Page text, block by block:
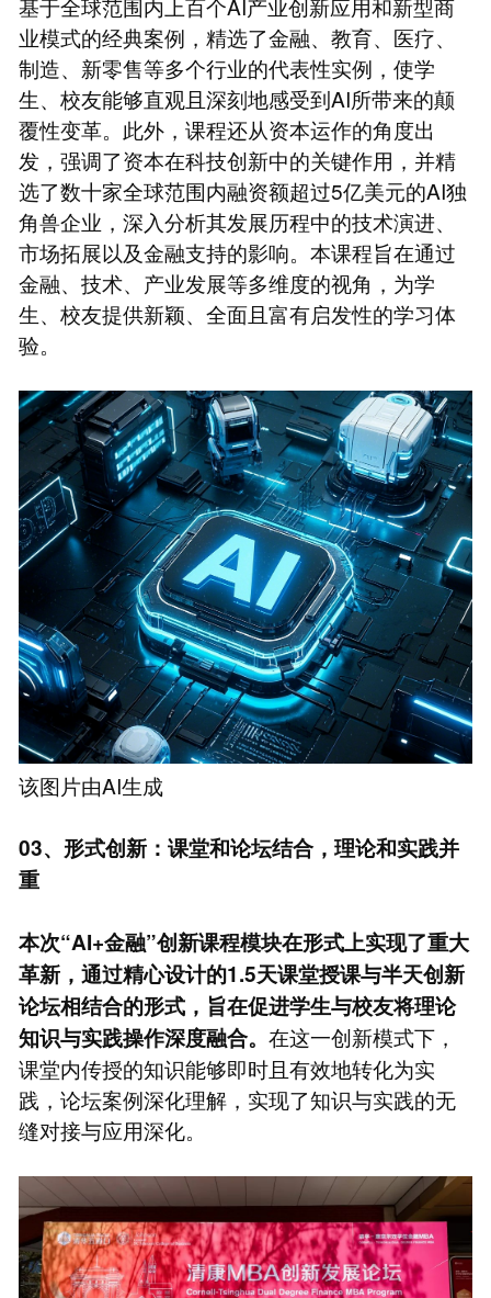
业模式的经典案例，精选了金融、教育、医疗、
制造、新零售等多个行业的代表性实例，使学
生、校友能够直观且深刻地感受到AI所带来的颠
覆性变革。此外，课程还从资本运作的角度出
发，强调了资本在科技创新中的关键作用，并精
选了数十家全球范围内融资额超过5亿美元的AI独
角兽企业，深入分析其发展历程中的技术演进、
市场拓展以及金融支持的影响。本课程旨在通过
金融、技术、产业发展等多维度的视角，为学
生、校友提供新颖、全面且富有启发性的学习体
验。
该图片由AI生成
03、形式创新：课堂和论坛结合，理论和实践并
重
本次“AI+金融”创新课程模块在形式上实现了重大
革新，通过精心设计的1.5天课堂授课与半天创新
论坛相结合的形式，旨在促进学生与校友将理论
知识与实践操作深度融合。 在这一创新模式下，
课堂内传授的知识能够即时且有效地转化为实
践，论坛案例深化理解，实现了知识与实践的无
缝对接与应用深化。